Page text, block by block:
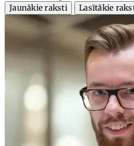
Jaunākie raksti
Lasītākie